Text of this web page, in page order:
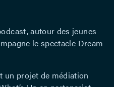
autour des jeunes
le spectacle Dream
un projet de médiation